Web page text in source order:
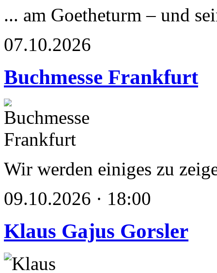
... am Goetheturm – und
07.10.2026
Buchmesse Frankfurt
Wir werden einiges zu
09.10.2026 · 18:00
Klaus Gajus Gorsler